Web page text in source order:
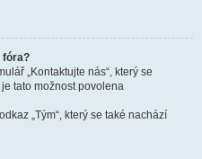
fóra?
„Kontaktujte nás“, který se
tato možnost povolena
„Tým“, který se také nachází